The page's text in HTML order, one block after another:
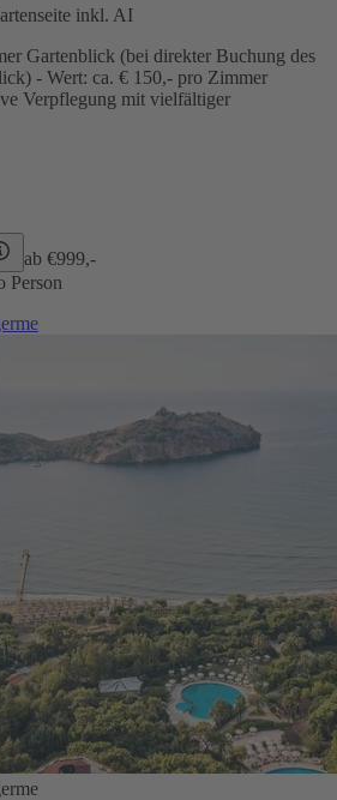
inkl. AI
Gartenblick (bei direkter Buchung des
- Wert: ca. € 150,- pro Zimmer
Verpflegung mit vielfältiger
ab €999,-
Person